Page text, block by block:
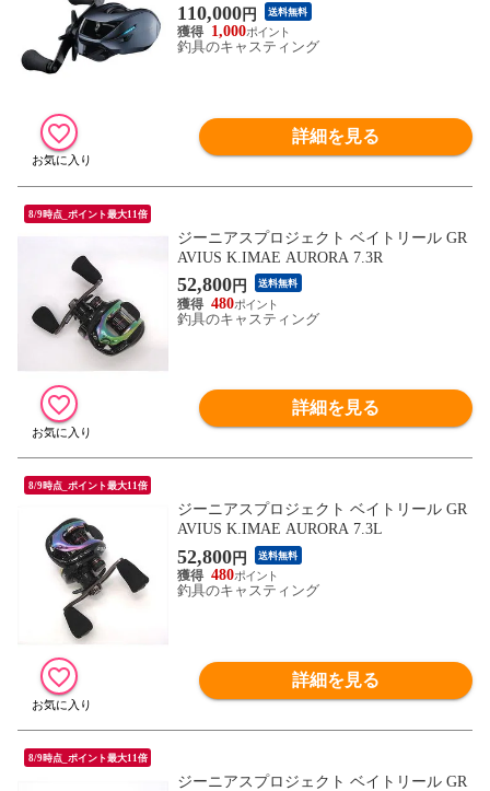
110,000円 送料無料
1,000
釣具のキャスティング
詳細を見る
8/9時点_ポイント最大11倍
ジーニアスプロジェクト ベイトリール GR
AVIUS K.IMAE AURORA 7.3R
52,800円 送料無料
480
釣具のキャスティング
詳細を見る
8/9時点_ポイント最大11倍
ジーニアスプロジェクト ベイトリール GR
AVIUS K.IMAE AURORA 7.3L
52,800円 送料無料
480
釣具のキャスティング
詳細を見る
8/9時点_ポイント最大11倍
ジーニアスプロジェクト ベイトリール GR